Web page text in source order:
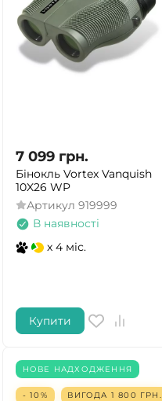
7 099 грн.
Бінокль Vortex Vanquish
10X26 WP
Артикул 919999
В наявності
x 4 міс.
Купити
НОВЕ НАДХОДЖЕННЯ
- 10% ВИГОДА 1 800 ГРН.